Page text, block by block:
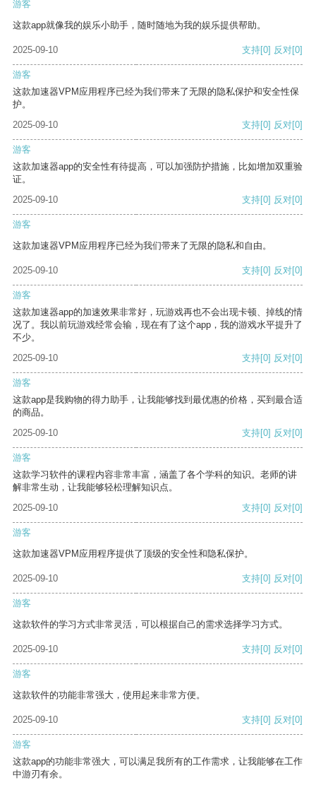
游客
这款app就像我的娱乐小助手，随时随地为我的娱乐提供帮助。
2025-09-10 支持[0] 反对[0]
游客
这款加速器VPM应用程序已经为我们带来了无限的隐私保护和安全性保
护。
2025-09-10
支持[0] 反对[0]
游客
这款加速器app的安全性有待提高，可以加强防护措施，比如增加双重验
证。
2025-09-10
支持[0] 反对[0]
游客
这款加速器VPM应用程序已经为我们带来了无限的隐私和自由。
2025-09-10 支持[0] 反对[0]
游客
这款加速器app的加速效果非常好，玩游戏再也不会出现卡顿、掉线的情
况了。我以前玩游戏经常会输，现在有了这个app，我的游戏水平提升了
不少。
2025-09-10
支持[0] 反对[0]
游客
这款app是我购物的得力助手，让我能够找到最优惠的价格，买到最合适
的商品。
2025-09-10
支持[0] 反对[0]
游客
这款学习软件的课程内容非常丰富，涵盖了各个学科的知识。老师的讲
解非常生动，让我能够轻松理解知识点。
2025-09-10
支持[0] 反对[0]
游客
这款加速器VPM应用程序提供了顶级的安全性和隐私保护。
2025-09-10 支持[0] 反对[0]
游客
这款软件的学习方式非常灵活，可以根据自己的需求选择学习方式。
2025-09-10 支持[0] 反对[0]
游客
这款软件的功能非常强大，使用起来非常方便。
2025-09-10 支持[0] 反对[0]
游客
这款app的功能非常强大，可以满足我所有的工作需求，让我能够在工作
中游刃有余。